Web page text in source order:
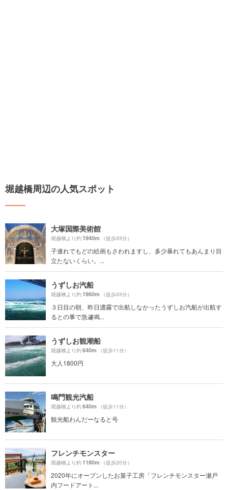
堀越橋周辺の人気スポット
大塚国際美術館
堀越橋より約1940m （徒歩33分）
子連れでもどの絵画もさわれますし、多少暴れてもあんまり目
立たないくらい。...
うずしお汽船
堀越橋より約1960m （徒歩33分）
３日目の朝、昨日濃霧で出航しなかったうずしお汽船が出航す
るとの事で急遽鳴...
うずしお観潮船
堀越橋より約640m （徒歩11分）
大人1800円
鳴門観光汽船
堀越橋より約640m （徒歩11分）
観光船わんだーなると号
フレンチモンスター
堀越橋より約1180m （徒歩20分）
2020年にオープンしたお菓子工房「フレンチモンスター瀬戸
内フードアート...